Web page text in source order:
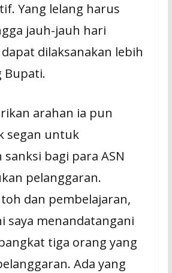
Yang lelang harus
jauh-jauh hari
dilaksanakan lebih
Bupati.
arahan ia pun
segan untuk
bagi para ASN
pelanggaran.
dan pembelajaran,
saya menandatangani
tiga orang yang
Ada yang